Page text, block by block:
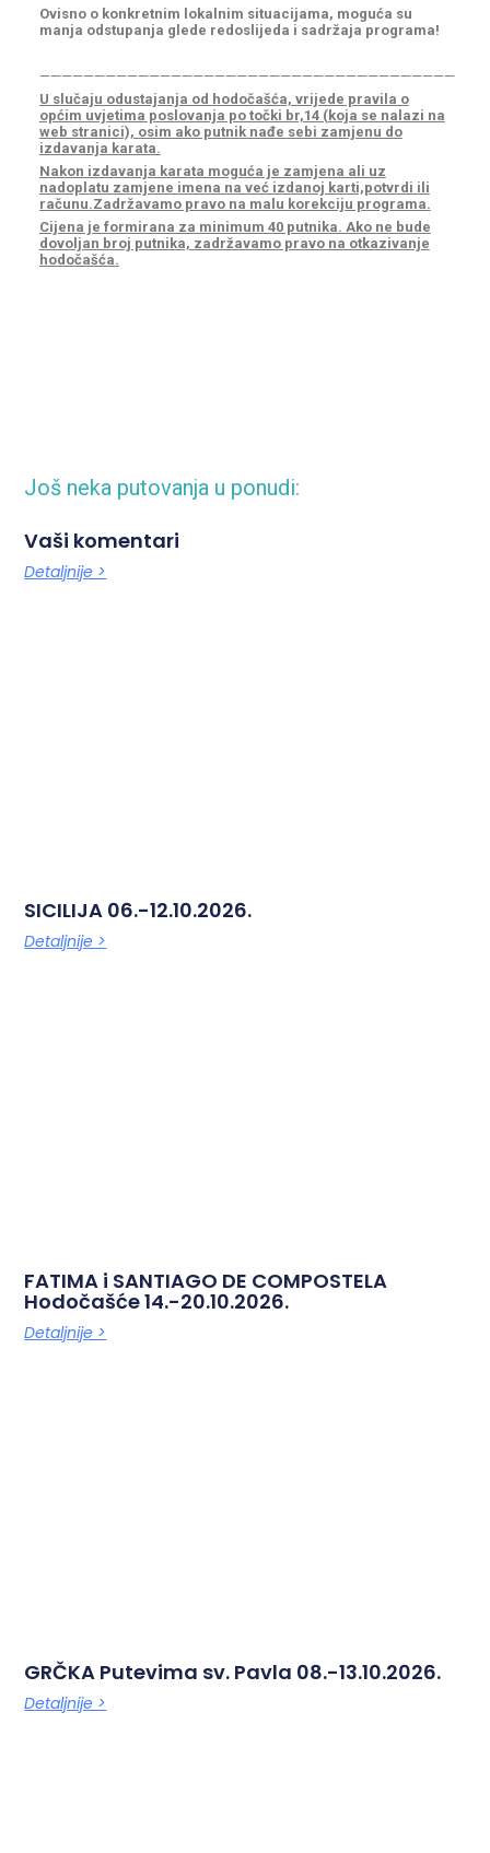
Ovisno o konkretnim lokalnim situacijama, moguća su
manja odstupanja glede redoslijeda i sadržaja programa!
——————————————————————————————————————
U slučaju odustajanja od hodočašća, vrijede pravila o
općim uvjetima poslovanja po točki br,14 (koja se nalazi na
web stranici), osim ako putnik nađe sebi zamjenu do
izdavanja karata.
Nakon izdavanja karata moguća je zamjena ali uz
nadoplatu zamjene imena na već izdanoj karti,potvrdi ili
računu.Zadržavamo pravo na malu korekciju programa.
Cijena je formirana za minimum 40 putnika. Ako ne bude
dovoljan broj putnika, zadržavamo pravo na otkazivanje
hodočašća.
Još neka putovanja u ponudi:
Vaši komentari
Detaljnije >
SICILIJA 06.-12.10.2026.
Detaljnije >
FATIMA i SANTIAGO DE COMPOSTELA
Hodočašće 14.-20.10.2026.
Detaljnije >
GRČKA Putevima sv. Pavla 08.-13.10.2026.
Detaljnije >